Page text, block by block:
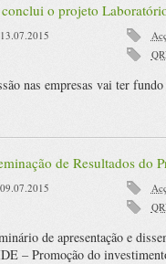
o projeto
13.07.2015
nas empresas vai ter
de Resultados do
09.07.2015
de apresentação e
– Promoção do